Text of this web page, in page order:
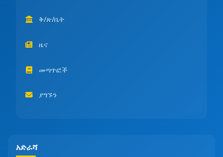
ቅ/ጽ/ቤት
ዜና
መጣጥፎች
ያግኙን
አድራሻ